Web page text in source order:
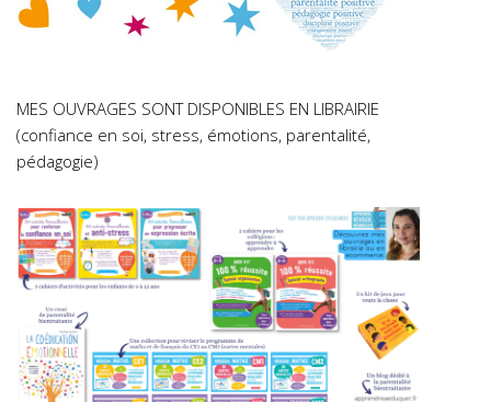
MES OUVRAGES SONT DISPONIBLES EN LIBRAIRIE
(confiance en soi, stress, émotions, parentalité,
pédagogie)